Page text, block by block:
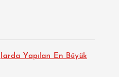
Yapılan En Büyük